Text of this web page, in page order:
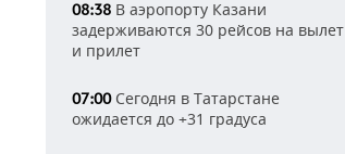
08:38 В аэропорту Казани
задерживаются 30 рейсов на вылет
и прилет
07:00Сегодня в Татарстане
ожидается до +31 градуса